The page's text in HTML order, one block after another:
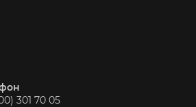
301 70 05